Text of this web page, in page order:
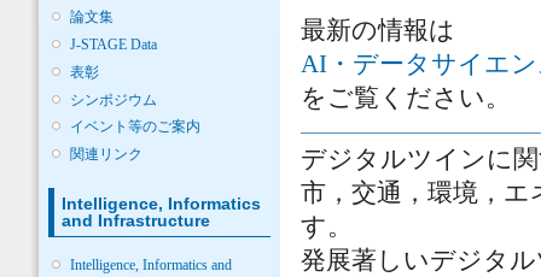
論文集
J-STAGE Data
表彰
シンポジウム
イベント等のご案内
関連リンク
Intelligence, Informatics
and Infrastructure
Intelligence, Informatics and
最新の情報は
AI・データサイエ
をご覧ください。
デジタルツインに
市，交通，環境，
す。
発展著しいデジタ